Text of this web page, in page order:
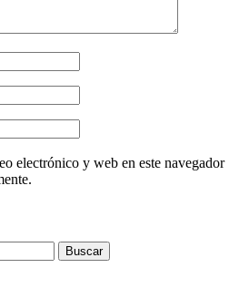
electrónico y web en este navegador